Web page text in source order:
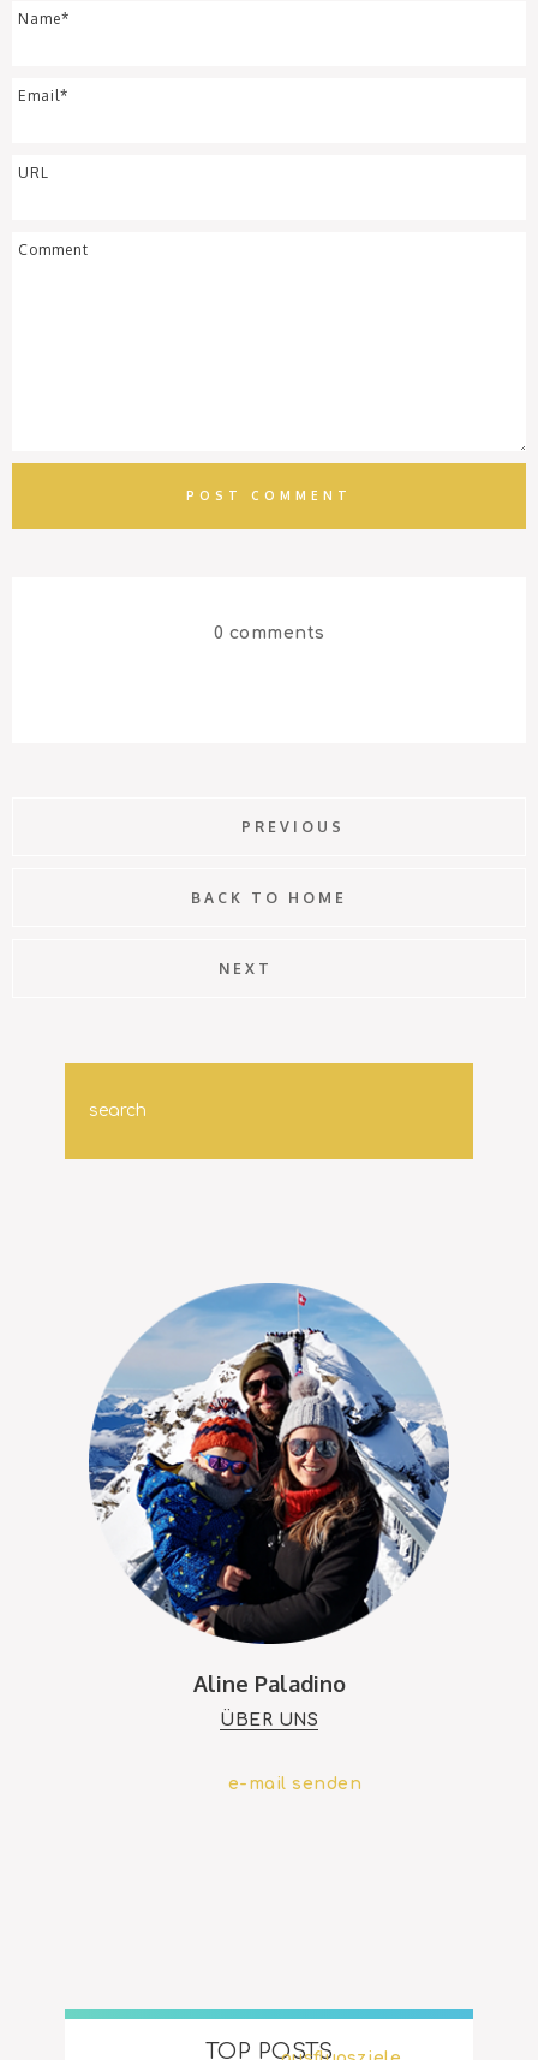
0 comments
PREVIOUS
BACK TO HOME
NEXT
Aline Paladino
ÜBER UNS
e-mail senden
TOP POSTS